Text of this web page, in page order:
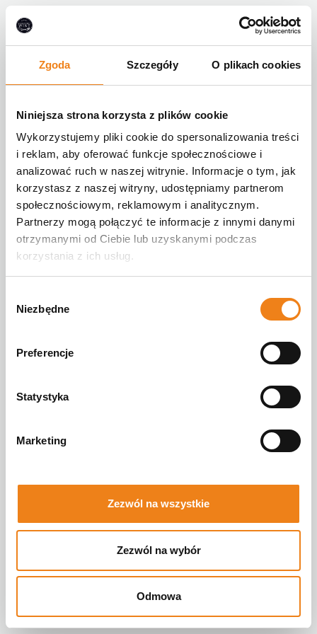
Zgoda Szczegóły O plikach cookies
Niniejsza strona korzysta z plików cookie
Wykorzystujemy pliki cookie do spersonalizowania treści
i reklam, aby oferować funkcje społecznościowe i
analizować ruch w naszej witrynie. Informacje o tym, jak
korzystasz z naszej witryny, udostępniamy partnerom
społecznościowym, reklamowym i analitycznym.
Partnerzy mogą połączyć te informacje z innymi danymi
otrzymanymi od Ciebie lub uzyskanymi podczas
korzystania z ich usług.
zgody
Niezbędne
Preferencje
Statystyka
Marketing
Zezwól na wszystkie
Zezwól na wybór
Odmowa